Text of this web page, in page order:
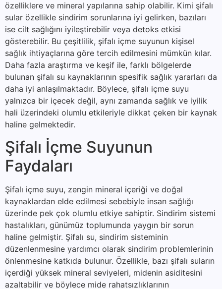
özelliklere ve mineral yapılarına sahip olabilir. Kimi şifalı
sular özellikle sindirim sorunlarına iyi gelirken, bazıları
ise cilt sağlığını iyileştirebilir veya detoks etkisi
gösterebilir. Bu çeşitlilik, şifalı içme suyunun kişisel
sağlık ihtiyaçlarına göre tercih edilmesini mümkün kılar.
Daha fazla araştırma ve keşif ile, farklı bölgelerde
bulunan şifalı su kaynaklarının spesifik sağlık yararları da
daha iyi anlaşılmaktadır. Böylece, şifalı içme suyu
yalnızca bir içecek değil, aynı zamanda sağlık ve iyilik
hali üzerindeki olumlu etkileriyle dikkat çeken bir kaynak
haline gelmektedir.
Şifalı İçme Suyunun
Faydaları
Şifalı içme suyu, zengin mineral içeriği ve doğal
kaynaklardan elde edilmesi sebebiyle insan sağlığı
üzerinde pek çok olumlu etkiye sahiptir. Sindirim sistemi
hastalıkları, günümüz toplumunda yaygın bir sorun
haline gelmiştir. Şifalı su, sindirim sisteminin
düzenlenmesine yardımcı olarak sindirim problemlerinin
önlenmesine katkıda bulunur. Özellikle, bazı şifalı suların
içerdiği yüksek mineral seviyeleri, midenin asiditesini
azaltabilir ve böylece mide rahatsızlıklarının